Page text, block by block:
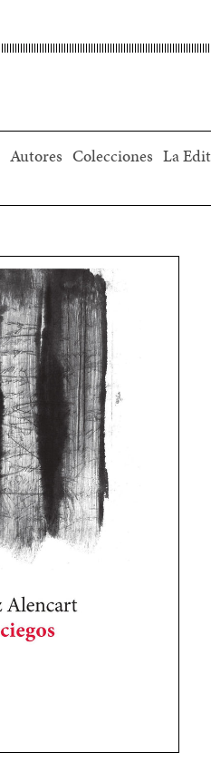
Autores Colecciones La